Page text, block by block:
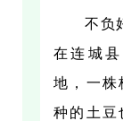
不负
在连城
地，一株
种的土豆